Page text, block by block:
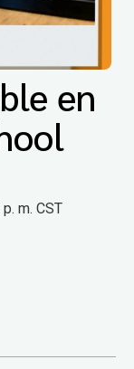
en
m. CST